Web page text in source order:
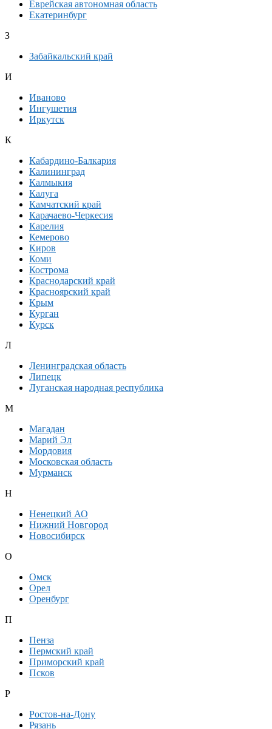
Еврейская автономная область
Екатеринбург
З
Забайкальский край
И
Иваново
Ингушетия
Иркутск
К
Кабардино-Балкария
Калининград
Калмыкия
Калуга
Камчатский край
Карачаево-Черкесия
Карелия
Кемерово
Киров
Коми
Кострома
Краснодарский край
Красноярский край
Крым
Курган
Курск
Л
Ленинградская область
Липецк
Луганская народная республика
М
Магадан
Марий Эл
Мордовия
Московская область
Мурманск
Н
Ненецкий АО
Нижний Новгород
Новосибирск
О
Омск
Орел
Оренбург
П
Пенза
Пермский край
Приморский край
Псков
Р
Ростов-на-Дону
Рязань